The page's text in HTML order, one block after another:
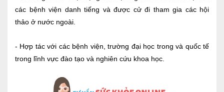
các bệnh viện danh tiếng và được cử đi tham gia các hội
thảo ở nước ngoài.
- Hợp tác với các bệnh viện, trường đại học trong và quốc tế
trong lĩnh vực đào tạo và nghiên cứu khoa học.